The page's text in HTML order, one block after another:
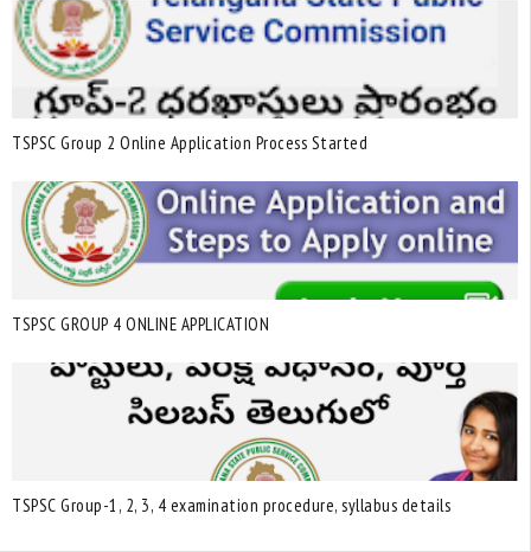
TSPSC Group 2 Online Application Process Started
TSPSC GROUP 4 ONLINE APPLICATION
TSPSC Group-1, 2, 3, 4 examination procedure, syllabus details